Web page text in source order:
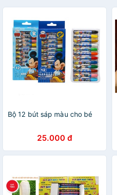
Bộ 12 bút sáp màu cho bé
25.000 đ